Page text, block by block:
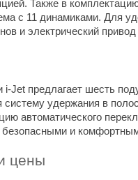
Также в
с 11 динамиками. Для
и электрический
i-Jet предлагает шесть
систему удержания в
автоматического
безопасными и
цены